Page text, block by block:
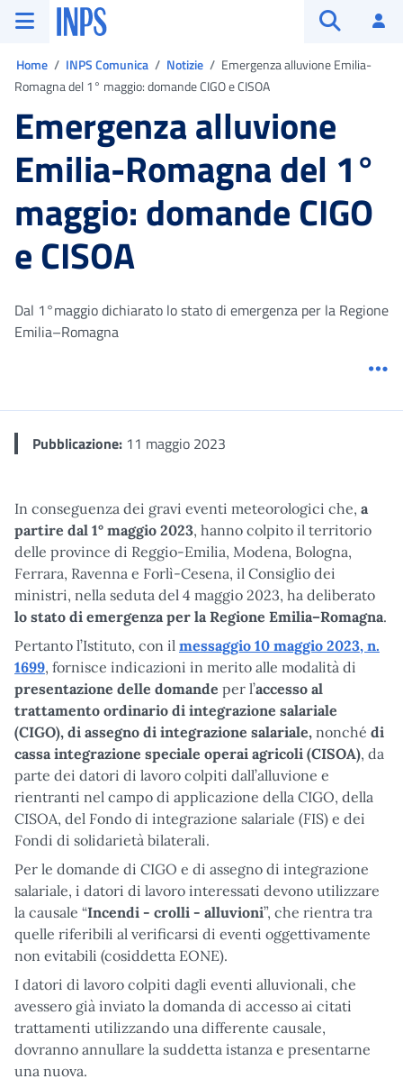
Vai al menu principale
Vai al contenuto principale
Vai al pie' di pagina
INPS ()
Home INPS Comunica Notizie
Emergenza alluvione Emilia-
Romagna del 1° maggio: domande CIGO e CISOA
Emergenza alluvione
Emilia-Romagna del 1°
maggio: domande CIGO
e CISOA
Dal 1°maggio dichiarato lo stato di emergenza per la Regione
Emilia–Romagna
Pubblicazione: 11 maggio 2023
In conseguenza dei gravi eventi meteorologici che, a
partire dal 1° maggio 2023, hanno colpito il territorio
delle province di Reggio-Emilia, Modena, Bologna,
Ferrara, Ravenna e Forlì-Cesena, il Consiglio dei
ministri, nella seduta del 4 maggio 2023, ha deliberato
lo stato di emergenza per la Regione Emilia–Romagna.
Pertanto l’Istituto, con il messaggio 10 maggio 2023, n.
1699, fornisce indicazioni in merito alle modalità di
presentazione delle domande per l’accesso al
trattamento ordinario di integrazione salariale
(CIGO), di assegno di integrazione salariale, nonché di
cassa integrazione speciale operai agricoli (CISOA), da
parte dei datori di lavoro colpiti dall’alluvione e
rientranti nel campo di applicazione della CIGO, della
CISOA, del Fondo di integrazione salariale (FIS) e dei
Fondi di solidarietà bilaterali.
Per le domande di CIGO e di assegno di integrazione
salariale, i datori di lavoro interessati devono utilizzare
la causale “Incendi - crolli - alluvioni”, che rientra tra
quelle riferibili al verificarsi di eventi oggettivamente
non evitabili (cosiddetta EONE).
I datori di lavoro colpiti dagli eventi alluvionali, che
avessero già inviato la domanda di accesso ai citati
trattamenti utilizzando una differente causale,
dovranno annullare la suddetta istanza e presentarne
una nuova.